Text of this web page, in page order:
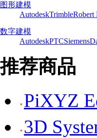
图形建模
AutodeskTrimbleRobert
数字建模
AutodeskPTCSiemens
推荐商品
PiXYZ
3D